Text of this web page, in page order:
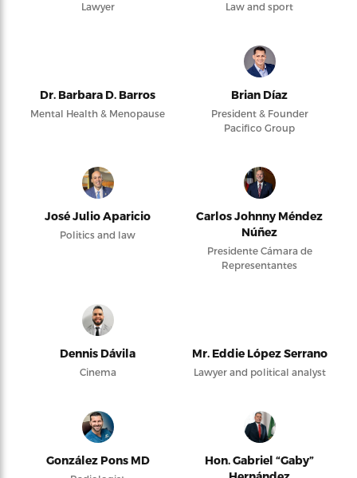
Lawyer Law and sport
Dr. Barbara D. Barros
Mental Health & Menopause
Brian Díaz
President & Founder
Pacifico Group
José Julio Aparicio
Politics and law
Carlos Johnny Méndez
Núñez
Presidente Cámara de
Representantes
Dennis Dávila
Cinema
Mr. Eddie López Serrano
Lawyer and political analyst
González Pons MD
Hon. Gabriel “Gaby”